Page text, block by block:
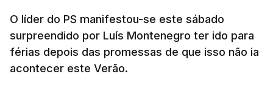
O líder do PS manifestou-se este sábado
surpreendido por Luís Montenegro ter ido para
férias depois das promessas de que isso não ia
acontecer este Verão.